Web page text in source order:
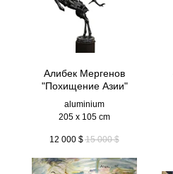
Алибек Мергенов
"Похищение Азии"
aluminium
205 x 105 cm
12 000 $ 15 000 $